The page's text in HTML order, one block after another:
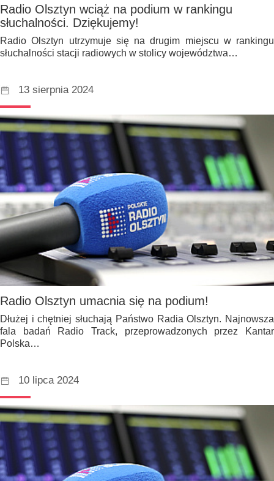
Radio Olsztyn wciąż na podium w rankingu
słuchalności. Dziękujemy!
Radio Olsztyn utrzymuje się na drugim miejscu w rankingu
słuchalności stacji radiowych w stolicy województwa…
13 sierpnia 2024
Radio Olsztyn umacnia się na podium!
Dłużej i chętniej słuchają Państwo Radia Olsztyn. Najnowsza
fala badań Radio Track, przeprowadzonych przez Kantar
Polska…
10 lipca 2024